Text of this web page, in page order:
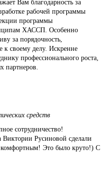
Вам благодарность за
рабочей программы
программы
ХАССП. Особенно
за порядочность,
к своему делу. Искренне
профессионального роста,
партнеров.
средств
сотрудничество!
Виктории Русиновой сделали
комфортным! Это было круто!) С